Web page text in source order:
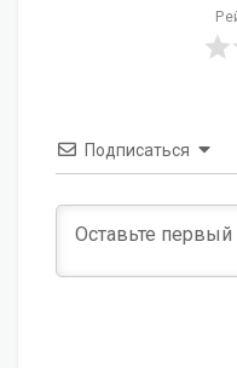
Подписаться